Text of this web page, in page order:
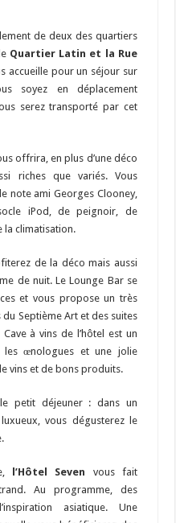
de deux des quartiers
Quartier Latin et la Rue
accueille pour un séjour sur
soyez en déplacement
serez transporté par cet
offrira, en plus d’une déco
riches que variés. Vous
note ami Georges Clooney,
iPod, de peignoir, de
la climatisation.
de la déco mais aussi
de nuit. Le Lounge Bar se
et vous propose un très
Septième Art et des suites
Cave à vins de l’hôtel est un
œnologues et une jolie
vins et de bons produits.
petit déjeuner : dans un
vous dégusterez le
l’Hôtel Seven vous fait
Au programme, des
asiatique. Une